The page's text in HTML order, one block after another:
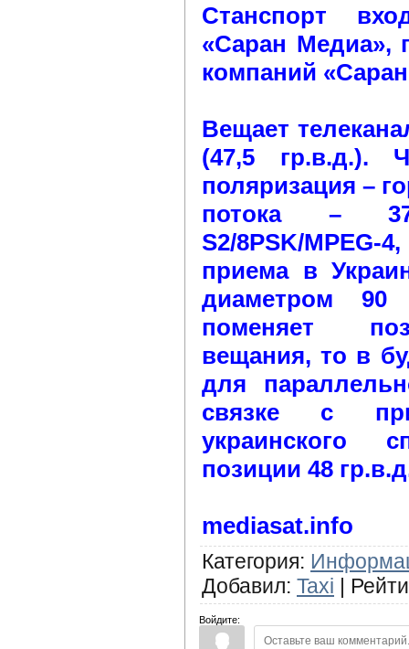
Станспорт
«Саран Медиа»,
компаний
Вещает
(47,5 гр.в.д.).
поляризация –
потока –
S2/8PSK/
приема в
диаметром
поменяет
вещания, то в
для
связке с
украинского
позиции 48
mediasat.info
Категория:
Добавил: Taxi |
Войдите: